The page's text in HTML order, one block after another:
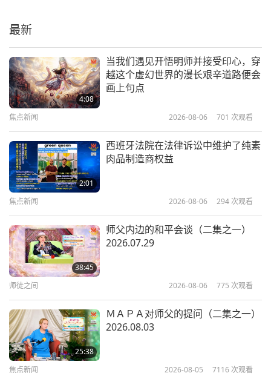
最新
4:08
当我们遇见开悟明师并接受印心，穿
越这个虚幻世界的漫长艰辛道路便会
画上句点
焦点新闻 2026-08-06 701 次观看
2:01
西班牙法院在法律诉讼中维护了纯素
肉品制造商权益
焦点新闻 2026-08-06 294 次观看
38:45
师父内边的和平会谈（二集之一）
2026.07.29
师徒之间 2026-08-06 775 次观看
25:38
ＭＡＰＡ对师父的提问（二集之一）
2026.08.03
焦点新闻 2026-08-05 7116 次观看